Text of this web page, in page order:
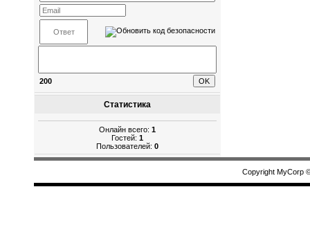
200
Статистика
Онлайн всего: 1
Гостей: 1
Пользователей: 0
Copyright MyCorp